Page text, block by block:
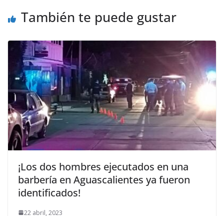
También te puede gustar
¡Los dos hombres ejecutados en una
barbería en Aguascalientes ya fueron
identificados!
22 abril, 2023